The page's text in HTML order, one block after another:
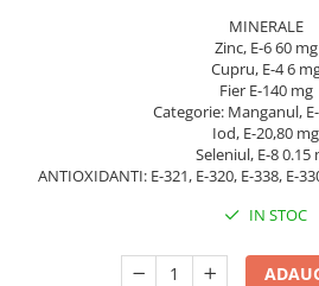
MINERALE
Zinc, E-6 60 mg
Cupru, E-4 6
Fier E-140 mg
Categorie: Manganul,
Iod, E-20,80 mg
Seleniul, E-8 0.15
ANTIOXIDANTI: E-321, E-320, E-338, E-
IN STOC